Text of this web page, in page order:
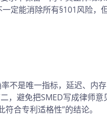
定能消除所有§101风险，
不是唯一指标，延迟、内存
，避免把SMED写成律师
合专利适格性”的结论。